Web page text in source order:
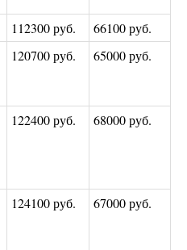
112300 руб.
66100 руб.
120700 руб. 65000 руб.
122400 руб. 68000 руб.
124100 руб. 67000 руб.